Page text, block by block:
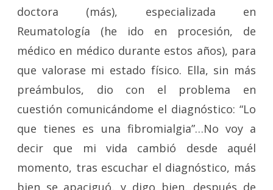
doctora (más), especializada en
Reumatología (he ido en procesión, de
médico en médico durante estos años), para
que valorase mi estado físico. Ella, sin más
preámbulos, dio con el problema en
cuestión comunicándome el diagnóstico: “Lo
que tienes es una fibromialgia”…No voy a
decir que mi vida cambió desde aquél
momento, tras escuchar el diagnóstico, más
bien se apaciguó, y digo bien, después de